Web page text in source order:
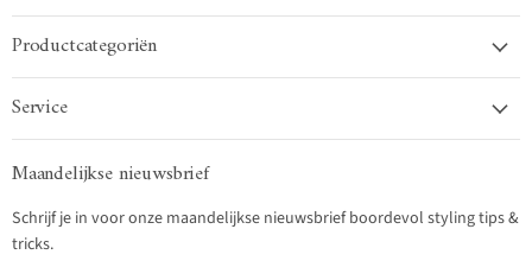
Productcategoriën
Service
Maandelijkse nieuwsbrief
Schrijf je in voor onze maandelijkse nieuwsbrief boordevol styling tips &
tricks.